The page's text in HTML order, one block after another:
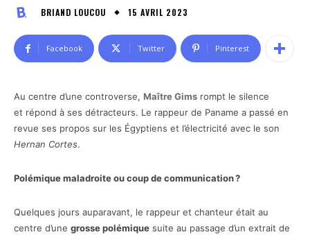
BRIAND LOUCOU 15 AVRIL 2023
Facebook Twitter Pinterest
Au centre d’une controverse, Maître Gims rompt le silence
et répond à ses détracteurs. Le rappeur de Paname a passé en
revue ses propos sur les Égyptiens et l’électricité avec le son
Hernan Cortes.
Polémique maladroite ou coup de communication ?
Quelques jours auparavant, le rappeur et chanteur était au
centre d’une grosse polémique suite au passage d’un extrait de